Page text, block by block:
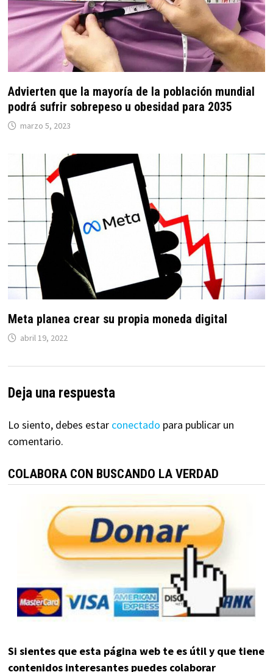
Advierten que la mayoría de la población mundial
podrá sufrir sobrepeso u obesidad para 2035
marzo 5, 2023
Meta planea crear su propia moneda digital
abril 19, 2022
Deja una respuesta
Lo siento, debes estar conectado para publicar un
comentario.
COLABORA CON BUSCANDO LA VERDAD
Si sientes que esta página web te es útil y que tiene
contenidos interesantes puedes colaborar